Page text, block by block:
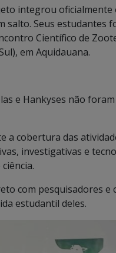
integrou
salto. Seus estudantes
Científico de
em Aquidauana.
e Hankyses não
cobertura das
investigativas e
com pesquisadores e
estudantil deles.